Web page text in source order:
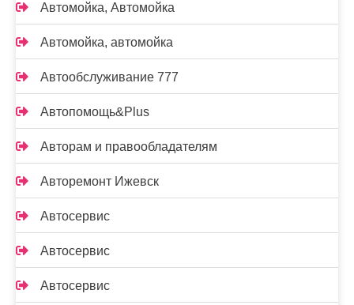
Автомойка, Автомойка
Автомойка, автомойка
Автообслуживание 777
Автопомощь&Plus
Авторам и правообладателям
Авторемонт Ижевск
Автосервис
Автосервис
Автосервис